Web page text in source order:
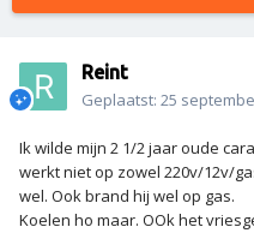
Reint
Geplaatst: 25
Ik wilde mijn 2 1/2 jaar oude
werkt niet op zowel 220v/12v/
wel. Ook brand hij wel op gas.
Koelen ho maar. OOk het